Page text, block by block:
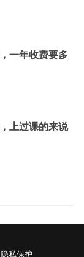
一年收费要多
上过课的来说
隐私保护